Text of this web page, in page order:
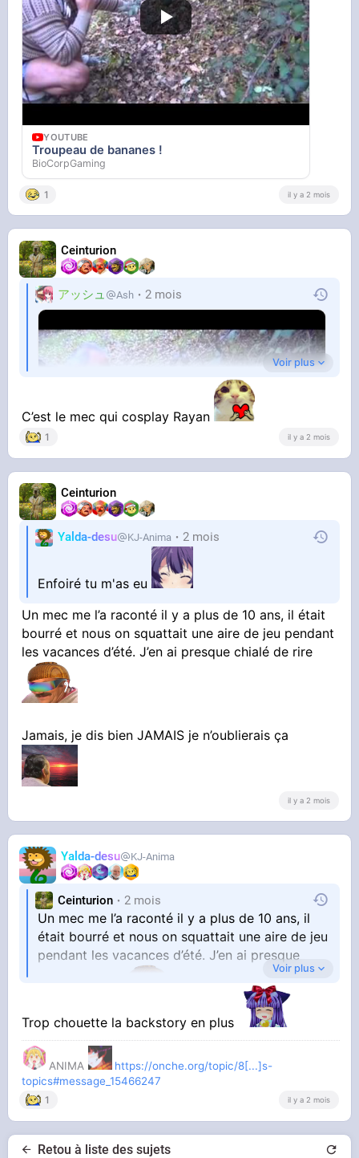
YOUTUBE
Troupeau de bananes !
BioCorpGaming
1 il y a 2 mois
Ceinturion
アッシュ Ash 2 mois
YOUTUBE
Troupeau de bananes !
Voir plus
C’est le mec qui cosplay Rayan
1 il y a 2 mois
Ceinturion
Yalda-desu KJ-Anima 2 mois
Enfoiré tu m'as eu
Un mec me l’a raconté il y a plus de 10 ans, il était
bourré et nous on squattait une aire de jeu pendant
les vacances d’été. J’en ai presque chialé de rire
Jamais, je dis bien JAMAIS je n’oublierais ça
il y a 2 mois
Yalda-desu KJ-Anima
Ceinturion 2 mois
Un mec me l’a raconté il y a plus de 10 ans, il
était bourré et nous on squattait une aire de jeu
pendant les vacances d’été. J’en ai presque
Jamais, je dis bien JAMAIS je n’oublierais ça
Voir plus
Trop chouette la backstory en plus
ANIMA
https://onche.org/topic/8[...]s-
topics#message_15466247
1 il y a 2 mois
Retou à liste des sujets